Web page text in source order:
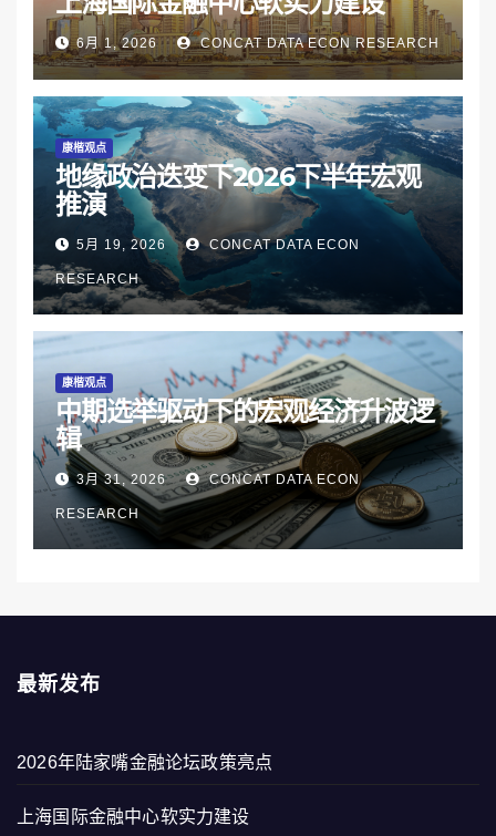
6月 1, 2026 CONCAT DATA ECON RESEARCH
康楷观点
地缘政治迭变下2026下半年宏观
推演
5月 19, 2026 CONCAT DATA ECON
RESEARCH
康楷观点
中期选举驱动下的宏观经济升波逻
辑
3月 31, 2026 CONCAT DATA ECON
RESEARCH
最新发布
2026年陆家嘴金融论坛政策亮点
上海国际金融中心软实力建设